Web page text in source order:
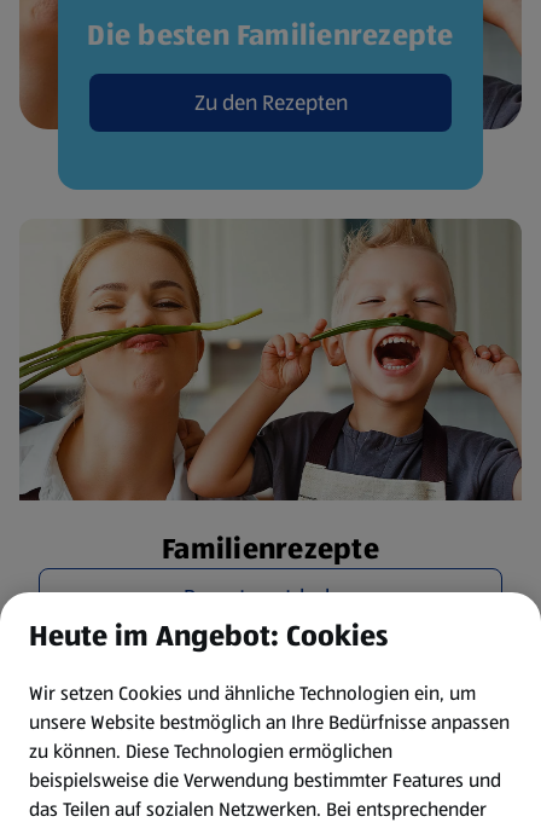
Die besten Familienrezepte
Zu den Rezepten
Familienrezepte
Rezepte entdecken
Heute im Angebot: Cookies
Wir setzen Cookies und ähnliche Technologien ein, um
unsere Website bestmöglich an Ihre Bedürfnisse anpassen
zu können. Diese Technologien ermöglichen
beispielsweise die Verwendung bestimmter Features und
das Teilen auf sozialen Netzwerken. Bei entsprechender